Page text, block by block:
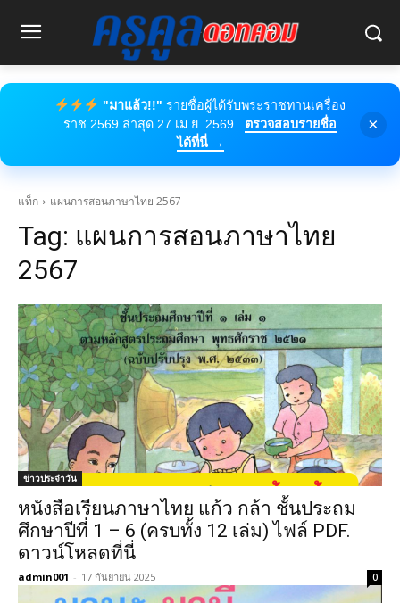
"มาแล้ว!!" รายชื่อผู้ได้รับพระราชทานเครื่อง
ราช 2569 ล่าสุด 27 เม.ย. 2569
ตรวจสอบรายชื่อ
ได้ที่นี่ →
×
แท็ก แผนการสอนภาษาไทย 2567
Tag: แผนการสอนภาษาไทย
2567
ข่าวประจำวัน
หนังสือเรียนภาษาไทย แก้ว กล้า ชั้นประถม
ศึกษาปีที่ 1 – 6 (ครบทั้ง 12 เล่ม) ไฟล์ PDF.
ดาวน์โหลดที่นี่
admin001 - 17 กันยายน 2025 0